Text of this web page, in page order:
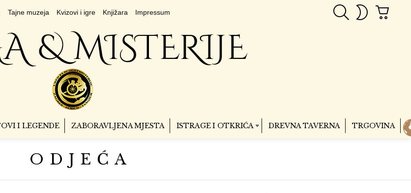
Tajne muzeja Kvizovi i igre Knjižara Impressum
PRETRAGASWITCH
SKIN
I LEGENDE ZABORAVLJENA MJESTA ISTRAGE I OTKRIĆA DREVNA TAVERNA TRGOVINA
ODJEĆA